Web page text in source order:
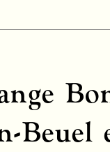
Beuel